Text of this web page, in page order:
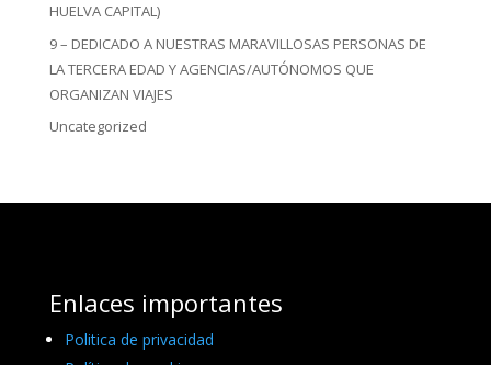
HUELVA CAPITAL)
9 – DEDICADO A NUESTRAS MARAVILLOSAS PERSONAS DE
LA TERCERA EDAD Y AGENCIAS/AUTÓNOMOS QUE
ORGANIZAN VIAJES
Uncategorized
Enlaces importantes
Politica de privacidad